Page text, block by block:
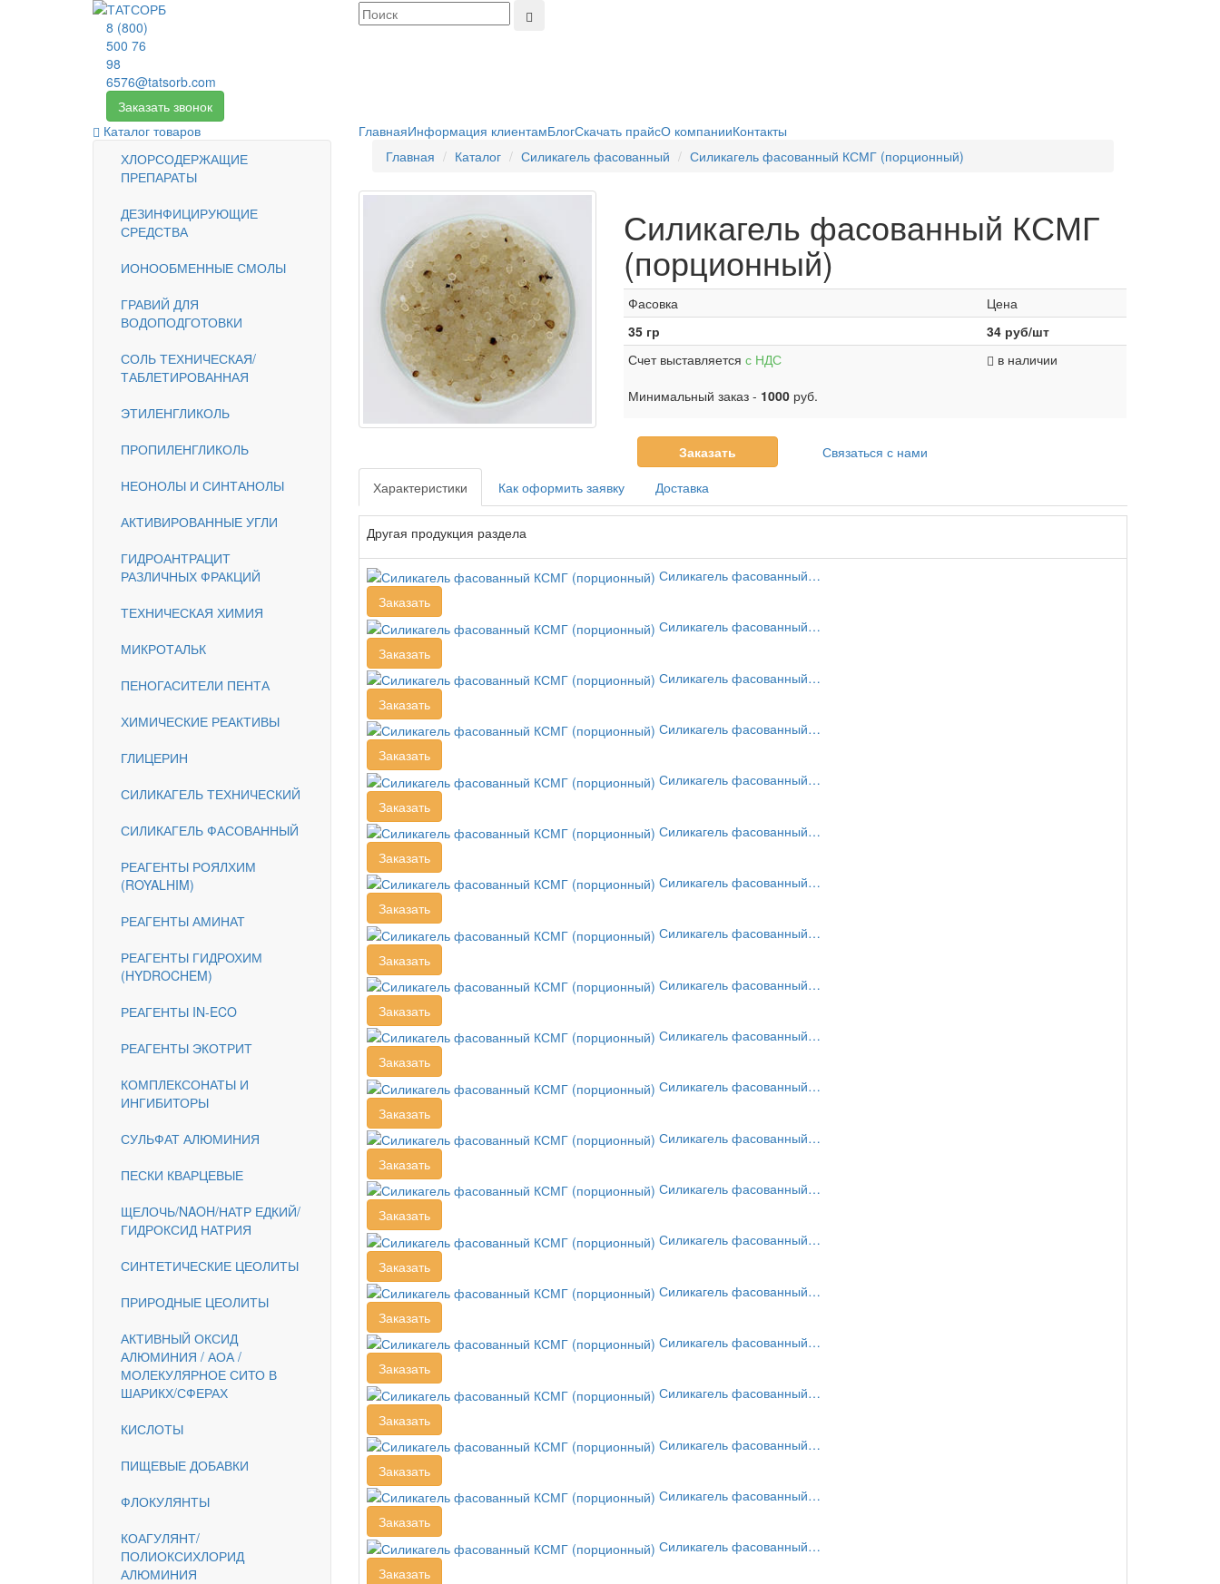
8 (800)
500 76
98
6576@tatsorb.com
Заказать звонок
Каталог товаров
ГлавнаяИнформация клиентамБлогСкачать прайсО компанииКонтакты
ХЛОРСОДЕРЖАЩИЕ
ПРЕПАРАТЫ
ДЕЗИНФИЦИРУЮЩИЕ
СРЕДСТВА
ИОНООБМЕННЫЕ СМОЛЫ
ГРАВИЙ ДЛЯ
ВОДОПОДГОТОВКИ
СОЛЬ ТЕХНИЧЕСКАЯ/
ТАБЛЕТИРОВАННАЯ
ЭТИЛЕНГЛИКОЛЬ
ПРОПИЛЕНГЛИКОЛЬ
НЕОНОЛЫ И СИНТАНОЛЫ
АКТИВИРОВАННЫЕ УГЛИ
ГИДРОАНТРАЦИТ
РАЗЛИЧНЫХ ФРАКЦИЙ
ТЕХНИЧЕСКАЯ ХИМИЯ
МИКРОТАЛЬК
ПЕНОГАСИТЕЛИ ПЕНТА
ХИМИЧЕСКИЕ РЕАКТИВЫ
ГЛИЦЕРИН
СИЛИКАГЕЛЬ ТЕХНИЧЕСКИЙ
СИЛИКАГЕЛЬ ФАСОВАННЫЙ
РЕАГЕНТЫ РОЯЛХИМ
(ROYALHIM)
РЕАГЕНТЫ АМИНАТ
РЕАГЕНТЫ ГИДРОХИМ
(HYDROCHEM)
РЕАГЕНТЫ IN-ECO
РЕАГЕНТЫ ЭКОТРИТ
КОМПЛЕКСОНАТЫ И
ИНГИБИТОРЫ
СУЛЬФАТ АЛЮМИНИЯ
ПЕСКИ КВАРЦЕВЫЕ
ЩЕЛОЧЬ/NAOH/НАТР ЕДКИЙ/
ГИДРОКСИД НАТРИЯ
СИНТЕТИЧЕСКИЕ ЦЕОЛИТЫ
ПРИРОДНЫЕ ЦЕОЛИТЫ
АКТИВНЫЙ ОКСИД
АЛЮМИНИЯ / АОА /
МОЛЕКУЛЯРНОЕ СИТО В
ШАРИКХ/СФЕРАХ
КИСЛОТЫ
ПИЩЕВЫЕ ДОБАВКИ
ФЛОКУЛЯНТЫ
КОАГУЛЯНТ/
ПОЛИОКСИХЛОРИД
АЛЮМИНИЯ
Главная Каталог Силикагель фасованный Силикагель фасованный КСМГ (порционный)
Силикагель фасованный КСМГ
(порционный)
Фасовка
Цена
35 гр
34руб/шт
Счет выставляется с НДС
Минимальный заказ - 1000руб.
в наличии
Заказать
Связаться с нами
Характеристики
Как оформить заявку Доставка
Другая продукция раздела
Силикагель фасованный…
Заказать
Силикагель фасованный…
Заказать
Силикагель фасованный…
Заказать
Силикагель фасованный…
Заказать
Силикагель фасованный…
Заказать
Силикагель фасованный…
Заказать
Силикагель фасованный…
Заказать
Силикагель фасованный…
Заказать
Силикагель фасованный…
Заказать
Силикагель фасованный…
Заказать
Силикагель фасованный…
Заказать
Силикагель фасованный…
Заказать
Силикагель фасованный…
Заказать
Силикагель фасованный…
Заказать
Силикагель фасованный…
Заказать
Силикагель фасованный…
Заказать
Силикагель фасованный…
Заказать
Силикагель фасованный…
Заказать
Силикагель фасованный…
Заказать
Силикагель фасованный…
Заказать